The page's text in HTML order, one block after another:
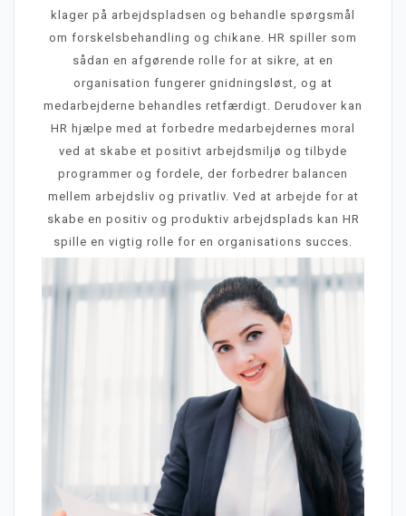
klager på arbejdspladsen og behandle spørgsmål
om forskelsbehandling og chikane. HR spiller som
sådan en afgørende rolle for at sikre, at en
organisation fungerer gnidningsløst, og at
medarbejderne behandles retfærdigt. Derudover kan
HR hjælpe med at forbedre medarbejdernes moral
ved at skabe et positivt arbejdsmiljø og tilbyde
programmer og fordele, der forbedrer balancen
mellem arbejdsliv og privatliv. Ved at arbejde for at
skabe en positiv og produktiv arbejdsplads kan HR
spille en vigtig rolle for en organisations succes.